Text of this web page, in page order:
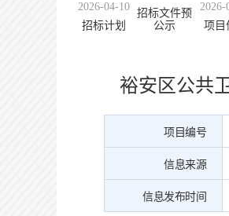
2026-04-10
招标计划
招标文件预
公示
2026-
项目
裕安区公共
项目编号
信息来源
信息发布时间